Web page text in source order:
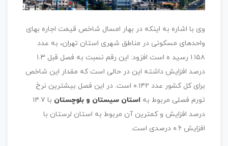
وی با اشاره به اینکه در بهار امسال شاخص قیمت اجاره بهای
واحدهای مسکونی در مناطق شهری استان تهران، به عدد
۱.۱۵۸ رسید ه است افزود: این رقم نسبت به فصل قبل ۱.۳
درصد افزایش داشته این در حالی است که مقدار این شاخص
برای کل کشور عدد ۰.۱۴۲ است. در این فصل بیشترین نرخ
تورم فصلی مربوط به استان سیستان و بلوچستان
با ۱۴.۷
درصد افزایش و کمترین آن مربوط به استان لرستان با
افزایش ۰.۶ درصدی است.